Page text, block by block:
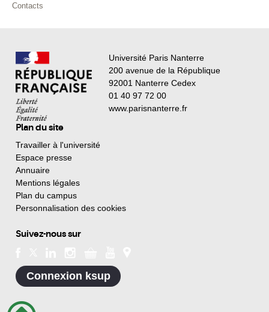
Contacts
Université Paris Nanterre
200 avenue de la République
92001 Nanterre Cedex
01 40 97 72 00
www.parisnanterre.fr
Plan du site
Travailler à l'université
Espace presse
Annuaire
Mentions légales
Plan du campus
Personnalisation des cookies
Suivez-nous sur
Connexion ksup